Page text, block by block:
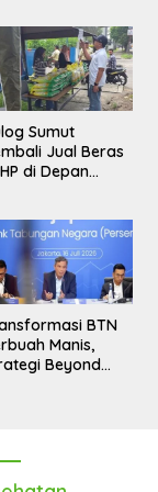
Sumut
Jual Beras
di Depan
Akhir Tahun
BTN
Manis,
Beyond